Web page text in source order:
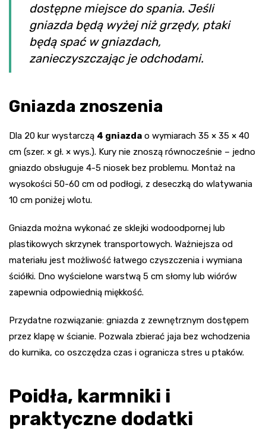
dostępne miejsce do spania. Jeśli
gniazda będą wyżej niż grzędy, ptaki
będą spać w gniazdach,
zanieczyszczając je odchodami.
Gniazda znoszenia
Dla 20 kur wystarczą 4 gniazda o wymiarach 35 × 35 × 40
cm (szer. × gł. × wys.). Kury nie znoszą równocześnie – jedno
gniazdo obsługuje 4-5 niosek bez problemu. Montaż na
wysokości 50-60 cm od podłogi, z deseczką do wlatywania
10 cm poniżej wlotu.
Gniazda można wykonać ze sklejki wodoodpornej lub
plastikowych skrzynek transportowych. Ważniejsza od
materiału jest możliwość łatwego czyszczenia i wymiana
ściółki. Dno wyścielone warstwą 5 cm słomy lub wiórów
zapewnia odpowiednią miękkość.
Przydatne rozwiązanie: gniazda z zewnętrznym dostępem
przez klapę w ścianie. Pozwala zbierać jaja bez wchodzenia
do kurnika, co oszczędza czas i ogranicza stres u ptaków.
Poidła, karmniki i
praktyczne dodatki